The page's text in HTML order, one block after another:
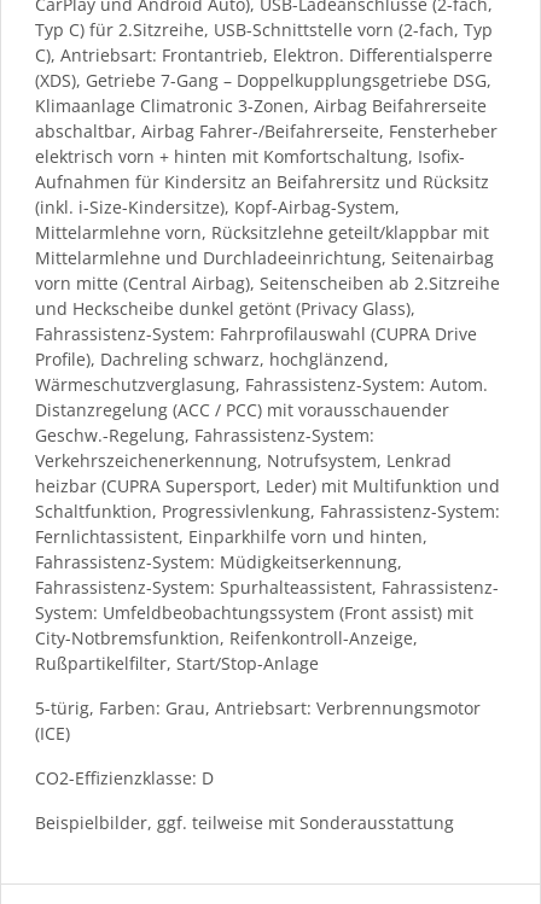
Typ C) für 2.Sitzreihe, USB-Schnittstelle vorn (2-fach, Typ
C), Antriebsart: Frontantrieb, Elektron. Differentialsperre
(XDS), Getriebe 7-Gang – Doppelkupplungsgetriebe DSG,
Klimaanlage Climatronic 3-Zonen, Airbag Beifahrerseite
abschaltbar, Airbag Fahrer-/Beifahrerseite, Fensterheber
elektrisch vorn + hinten mit Komfortschaltung, Isofix-
Aufnahmen für Kindersitz an Beifahrersitz und Rücksitz
(inkl. i-Size-Kindersitze), Kopf-Airbag-System,
Mittelarmlehne vorn, Rücksitzlehne geteilt/klappbar mit
Mittelarmlehne und Durchladeeinrichtung, Seitenairbag
vorn mitte (Central Airbag), Seitenscheiben ab 2.Sitzreihe
und Heckscheibe dunkel getönt (Privacy Glass),
Fahrassistenz-System: Fahrprofilauswahl (CUPRA Drive
Profile), Dachreling schwarz, hochglänzend,
Wärmeschutzverglasung, Fahrassistenz-System: Autom.
Distanzregelung (ACC / PCC) mit vorausschauender
Geschw.-Regelung, Fahrassistenz-System:
Verkehrszeichenerkennung, Notrufsystem, Lenkrad
heizbar (CUPRA Supersport, Leder) mit Multifunktion und
Schaltfunktion, Progressivlenkung, Fahrassistenz-System:
Fernlichtassistent, Einparkhilfe vorn und hinten,
Fahrassistenz-System: Müdigkeitserkennung,
Fahrassistenz-System: Spurhalteassistent, Fahrassistenz-
System: Umfeldbeobachtungssystem (Front assist) mit
City-Notbremsfunktion, Reifenkontroll-Anzeige,
Rußpartikelfilter, Start/Stop-Anlage
5-türig, Farben: Grau, Antriebsart: Verbrennungsmotor
(ICE)
CO2-Effizienzklasse: D
Beispielbilder, ggf. teilweise mit Sonderausstattung